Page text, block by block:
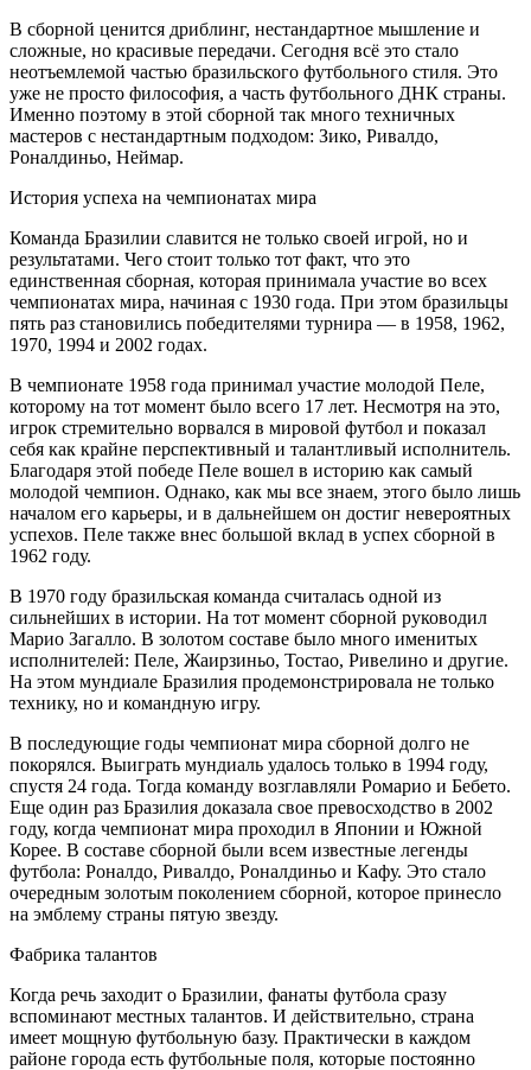
В сборной ценится дриблинг, нестандартное мышление и
сложные, но красивые передачи. Сегодня всё это стало
неотъемлемой частью бразильского футбольного стиля. Это
уже не просто философия, а часть футбольного ДНК страны.
Именно поэтому в этой сборной так много техничных
мастеров с нестандартным подходом: Зико, Ривалдо,
Роналдиньо, Неймар.
История успеха на чемпионатах мира
Команда Бразилии славится не только своей игрой, но и
результатами. Чего стоит только тот факт, что это
единственная сборная, которая принимала участие во всех
чемпионатах мира, начиная с 1930 года. При этом бразильцы
пять раз становились победителями турнира — в 1958, 1962,
1970, 1994 и 2002 годах.
В чемпионате 1958 года принимал участие молодой Пеле,
которому на тот момент было всего 17 лет. Несмотря на это,
игрок стремительно ворвался в мировой футбол и показал
себя как крайне перспективный и талантливый исполнитель.
Благодаря этой победе Пеле вошел в историю как самый
молодой чемпион. Однако, как мы все знаем, этого было лишь
началом его карьеры, и в дальнейшем он достиг невероятных
успехов. Пеле также внес большой вклад в успех сборной в
1962 году.
В 1970 году бразильская команда считалась одной из
сильнейших в истории. На тот момент сборной руководил
Марио Загалло. В золотом составе было много именитых
исполнителей: Пеле, Жаирзиньо, Тостао, Ривелино и другие.
На этом мундиале Бразилия продемонстрировала не только
технику, но и командную игру.
В последующие годы чемпионат мира сборной долго не
покорялся. Выиграть мундиаль удалось только в 1994 году,
спустя 24 года. Тогда команду возглавляли Ромарио и Бебето.
Еще один раз Бразилия доказала свое превосходство в 2002
году, когда чемпионат мира проходил в Японии и Южной
Корее. В составе сборной были всем известные легенды
футбола: Роналдо, Ривалдо, Роналдиньо и Кафу. Это стало
очередным золотым поколением сборной, которое принесло
на эмблему страны пятую звезду.
Фабрика талантов
Когда речь заходит о Бразилии, фанаты футбола сразу
вспоминают местных талантов. И действительно, страна
имеет мощную футбольную базу. Практически в каждом
районе города есть футбольные поля, которые постоянно